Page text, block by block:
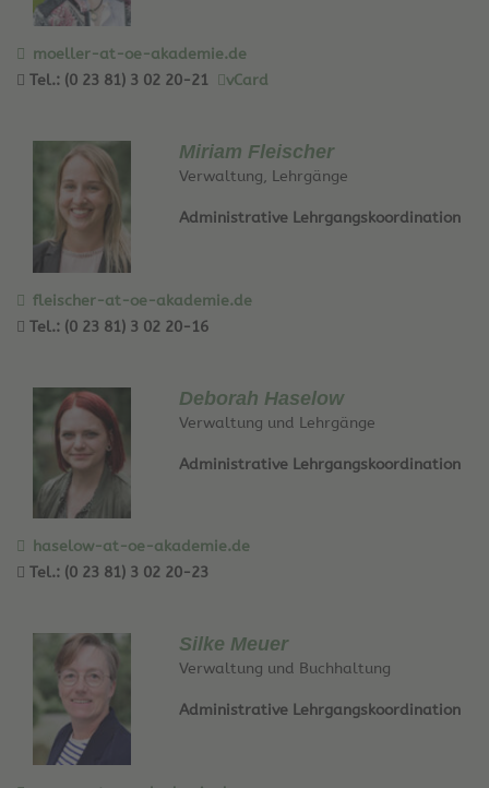
moeller-at-oe-akademie.de
Tel.: (0 23 81) 3 02 20-21
vCard
Miriam Fleischer
Verwaltung, Lehrgänge
Administrative Lehrgangskoordination
fleischer-at-oe-akademie.de
Tel.: (0 23 81) 3 02 20-16
Deborah Haselow
Verwaltung und Lehrgänge
Administrative Lehrgangskoordination
haselow-at-oe-akademie.de
Tel.: (0 23 81) 3 02 20-23
Silke Meuer
Verwaltung und Buchhaltung
Administrative Lehrgangskoordination